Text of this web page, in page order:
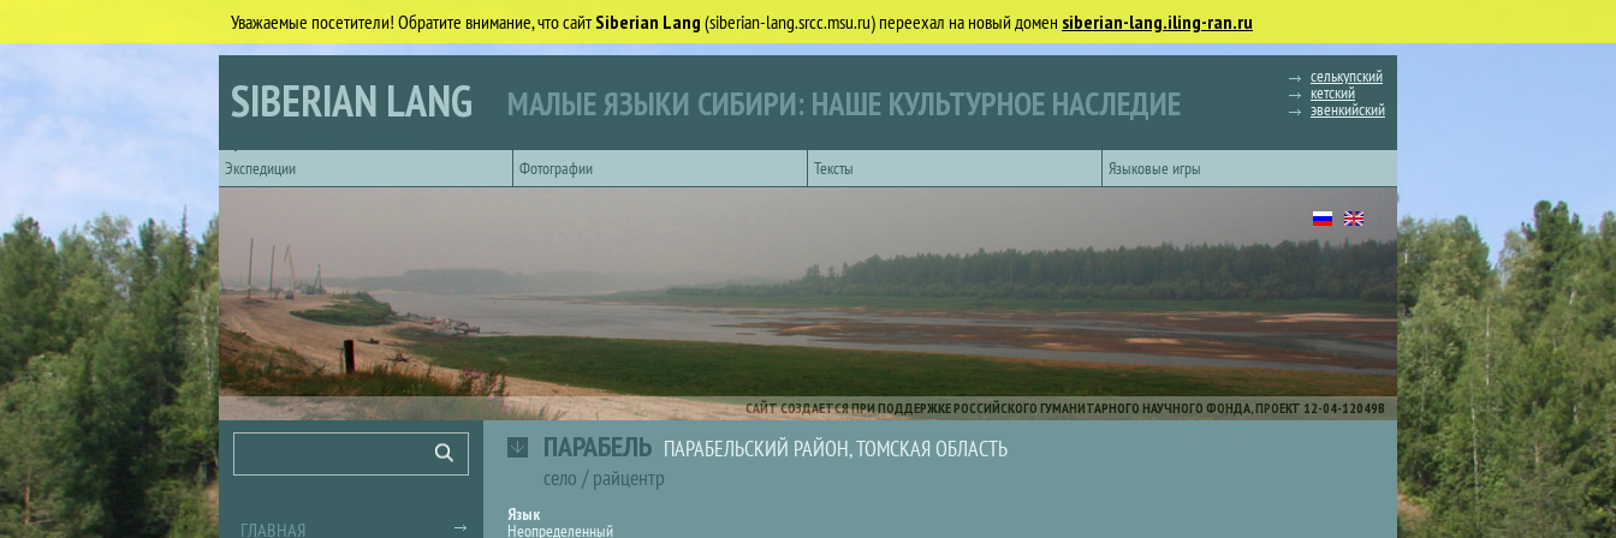
Уважаемые посетители! Обратите внимание, что сайтSiberian Lang (siberian-lang.srcc.msu.ru) переехал на новый домен siberian-lang.iling-ran.ru
SIBERIAN LANG МАЛЫЕ ЯЗЫКИ СИБИРИ: НАШЕ КУЛЬТУРНОЕ НАСЛЕДИЕ
селькупский
кетский
эвенкийский
Экспедиции
Фотографии Тексты Языковые игры
САЙТ СОЗДАЕТСЯ ПРИ ПОДДЕРЖКЕ РОССИЙСКОГО ГУМАНИТАРНОГО НАУЧНОГО ФОНДА, ПРОЕКТ 12-04-12049В
ПАРАБЕЛЬ ПАРАБЕЛЬСКИЙ РАЙОН, ТОМСКАЯ ОБЛАСТЬ
село /райцентр
Язык
Неопределенный
Поиск
ГЛАВНАЯ